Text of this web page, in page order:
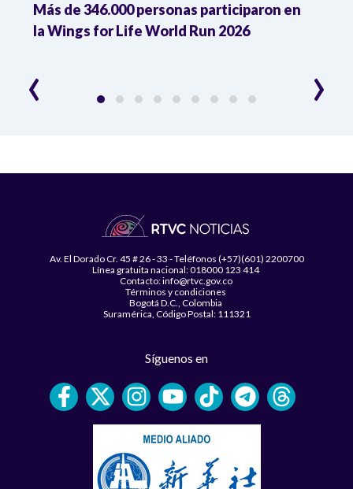
Más de 346.000 personas participaron en
la Wings for Life World Run 2026
‹ ›
Av. El Dorado Cr. 45 # 26 - 33 - Teléfonos (+57)(601) 2200700
Línea gratuita nacional: 018000 123 414
Contacto: info@rtvc.gov.co
Términos y condiciones
Bogotá D.C., Colombia
Suramérica, Código Postal: 111321
Síguenos en